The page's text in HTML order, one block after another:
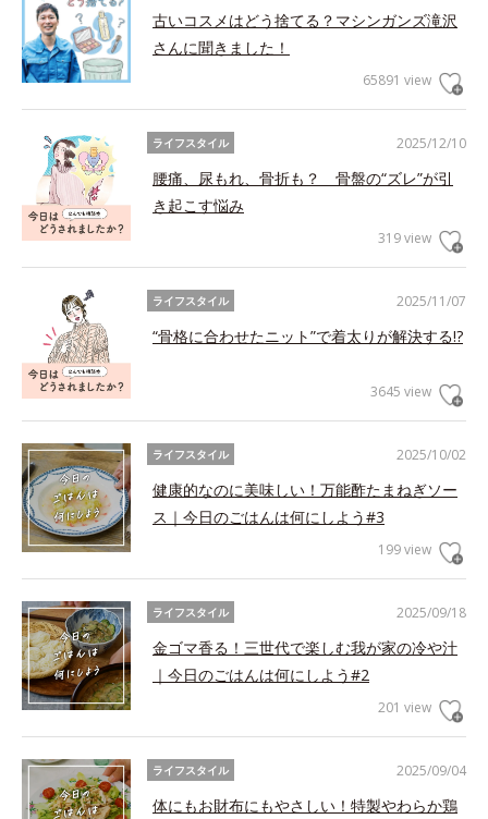
古いコスメはどう捨てる？マシンガンズ滝沢
さんに聞きました！
65891 view
2025/12/10
ライフスタイル
腰痛、尿もれ、骨折も？ 骨盤の“ズレ”が引
き起こす悩み
319 view
2025/11/07
ライフスタイル
“骨格に合わせたニット”で着太りが解決する!?
3645 view
2025/10/02
ライフスタイル
健康的なのに美味しい！万能酢たまねぎソー
ス｜今日のごはんは何にしよう#3
199 view
2025/09/18
ライフスタイル
金ゴマ香る！三世代で楽しむ我が家の冷や汁
｜今日のごはんは何にしよう#2
201 view
2025/09/04
ライフスタイル
体にもお財布にもやさしい！特製やわらか鶏